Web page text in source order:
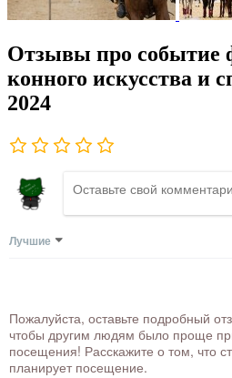
Отзывы про событие
конного искусства и
2024
Лучшие
Пожалуйста, оставьте подробный
чтобы другим людям было проще
посещения! Расскажите о том, что
планирует посещение.